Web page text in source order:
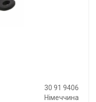
30 91 9406
Німеччина